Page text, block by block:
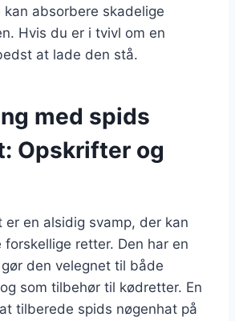
absorbere skadelige
Hvis du er i tvivl om en
at lade den stå.
med spids
Opskrifter og
er en alsidig svamp, der kan
forskellige retter. Den har en
den velegnet til både
som tilbehør til kødretter. En
tilberede spids nøgenhat på